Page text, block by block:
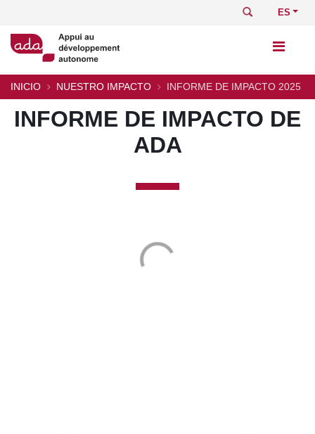
contenido
principal
Buscar
Select
Sobrescribir
enlaces
INICIO NUESTRO IMPACTO INFORME DE IMPACTO 2025
INFORME DE IMPACTO DE
ADA